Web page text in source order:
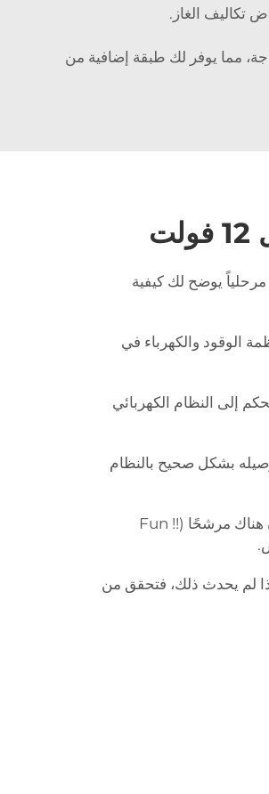
تكاليف الغاز.
عند الحاجة، مما يوفر لك طبقة إضافية من
مرحلياً يوضح لك كيفية
الوقود والكهرباء في
إلى النظام الكهربائي
بشكل صحيح بالنظام
خط الوقود: تأكد من أن خط الوقود موصول بإحكام وأن هناك مرشحًا (!! Fun
لم يحدث ذلك، فتحقق من